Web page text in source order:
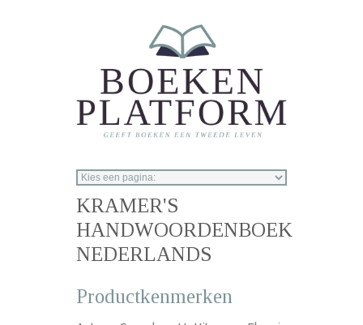
KRAMER'S
HANDWOORDENBOEK
NEDERLANDS
Productkenmerken